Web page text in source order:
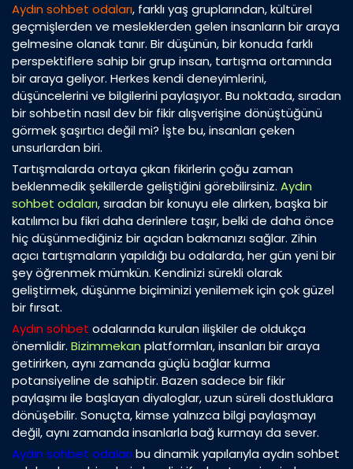
Aydın sohbet odaları, farklı yaş gruplarından, kültürel
geçmişlerden ve mesleklerden gelen insanların bir araya
gelmesine olanak tanır. Bir düşünün, bir konuda farklı
perspektiflere sahip bir grup insan, tartışma ortamında
bir araya geliyor. Herkes kendi deneyimlerini,
düşüncelerini ve bilgilerini paylaşıyor. Bu noktada, sıradan
bir sohbetin nasıl dev bir fikir alışverişine dönüştüğünü
görmek şaşırtıcı değil mi? İşte bu, insanları çeken
unsurlardan biri.
Tartışmalarda ortaya çıkan fikirlerin çoğu zaman
beklenmedik şekillerde geliştiğini görebilirsiniz. Aydın
sohbet odaları, sıradan bir konuyu ele alırken, başka bir
katılımcı bu fikri daha derinlere taşır, belki de daha önce
hiç düşünmediğiniz bir açıdan bakmanızı sağlar. Zihin
açıcı tartışmaların yapıldığı bu odalarda, her gün yeni bir
şey öğrenmek mümkün. Kendinizi sürekli olarak
geliştirmek, düşünme biçiminizi yenilemek için çok güzel
bir fırsat.
Aydın sohbet odalarında kurulan ilişkiler de oldukça
önemlidir. Bizimmekan platformları, insanları bir araya
getirirken, aynı zamanda güçlü bağlar kurma
potansiyeline de sahiptir. Bazen sadece bir fikir
paylaşımı ile başlayan diyaloglar, uzun süreli dostluklara
dönüşebilir. Sonuçta, kimse yalnızca bilgi paylaşmayı
değil, aynı zamanda insanlarla bağ kurmayı da sever.
Aydın sohbet odaları bu dinamik yapılarıyla aydın sohbet